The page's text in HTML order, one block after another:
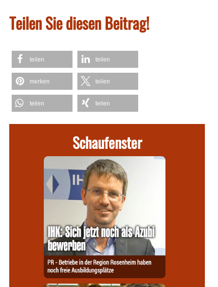
Teilen Sie diesen Beitrag!
teilen teilen
merken teilen
teilen teilen
Schaufenster